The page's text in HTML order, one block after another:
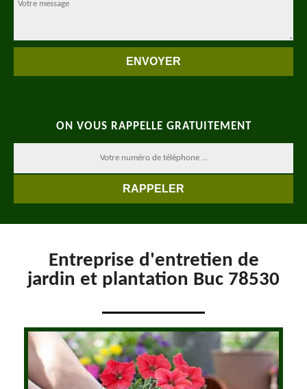
ON VOUS RAPPELLE GRATUITEMENT
Entreprise d'entretien de
jardin et plantation Buc 78530